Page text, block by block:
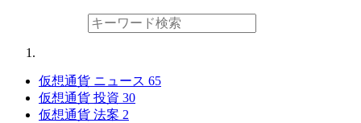
仮想通貨 ニュース 65
仮想通貨 投資 30
仮想通貨 法案 2